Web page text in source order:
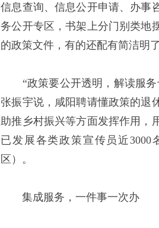
信息查询、信息公开申请、办事
务公开专区，书架上分门别类地
的政策文件，有的还配有简洁明
“政策要公开透明，解读服务
张振宇说，咸阳聘请懂政策的退
助推乡村振兴等方面发挥作用，
已发展各类政策宣传员近3000
区）。
集成服务，一件事一次办